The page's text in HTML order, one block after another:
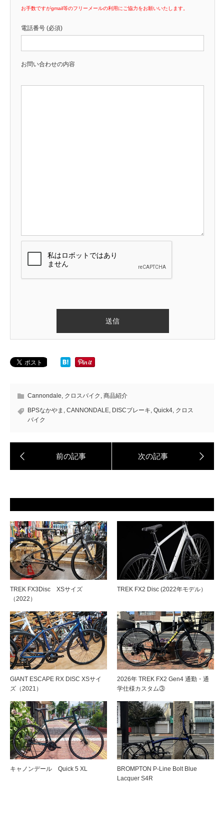
お手数ですがgmail等のフリーメールの利用にご協力をお願いいたします。
電話番号 (必須)
お問い合わせの内容
Cannondale, クロスバイク , 商品紹介
BPSなかやま , CANNONDALE, DISCブレーキ, Quick4, クロス
バイク
TREK FX3Disc XSサイズ
（2022）
TREK FX2 Disc (2022年モデル）
GIANT ESCAPE RX DISC XSサイ
ズ（2021）
2026年 TREK FX2 Gen4 通勤・通
学仕様カスタム③
キャノンデール Quick 5 XL
BROMPTON P-Line Bolt Blue
Lacquer S4R